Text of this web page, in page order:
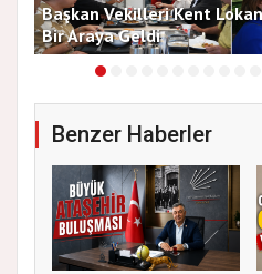
Başkan Vekilleri Kent
Bir Araya Geldi
Benzer Haberler